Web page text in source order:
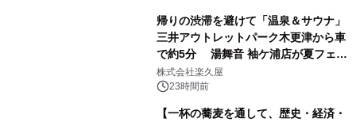
帰りの渋滞を避けて「温泉＆サウナ」
三井アウトレットパーク木更津から車
で約5分 湯舞音 袖ケ浦店が夏フェア
メニューを提供
株式会社楽久屋
23時間前
【一杯の蕎麦を通して、歴史・経済・